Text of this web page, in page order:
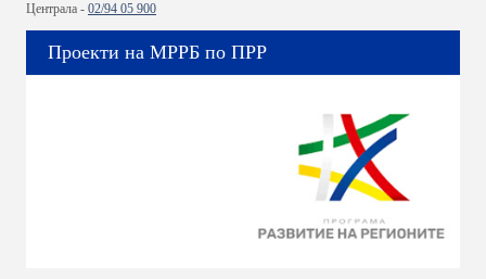
Централа - 02/94 05 900
Проекти на МРРБ по ПРР